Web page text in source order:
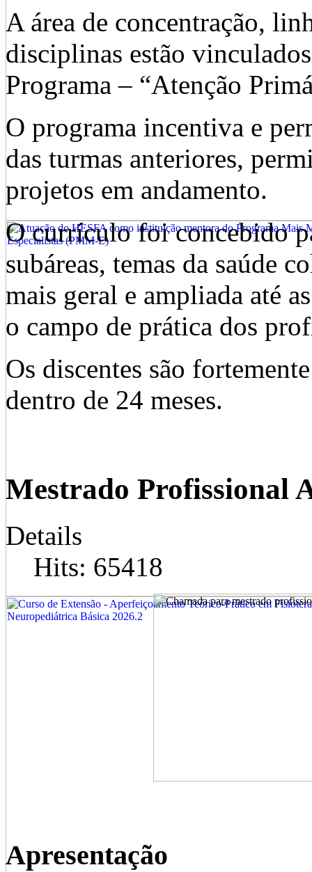
A área de concentração,
disciplinas estão
Programa – “Atenção
O programa incentiva e
das turmas anteriores,
projetos em andamento.
O currículo foi concebido
subáreas, temas da saúde
mais geral e ampliada até
o campo de prática dos
Os discentes são
dentro de 24 meses.
Mestrado Profissional
Details
Hits: 65418
Apresentação